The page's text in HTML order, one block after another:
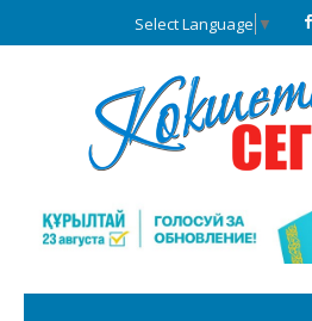
Select Language ▼